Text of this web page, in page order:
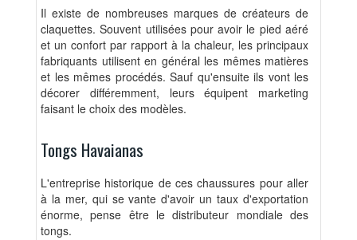
Il existe de nombreuses marques de créateurs de
claquettes. Souvent utilisées pour avoir le pied aéré
et un confort par rapport à la chaleur, les principaux
fabriquants utilisent en général les mêmes matières
et les mêmes procédés. Sauf qu'ensuite ils vont les
décorer différemment, leurs équipent marketing
faisant le choix des modèles.
Tongs Havaianas
L'entreprise historique de ces chaussures pour aller
à la mer, qui se vante d'avoir un taux d'exportation
énorme, pense être le distributeur mondiale des
tongs.